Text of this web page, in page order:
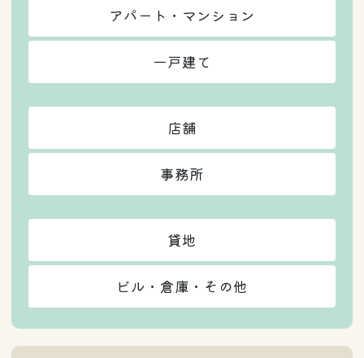
アパート・マンション
一戸建て
店舗
事務所
貸地
ビル・倉庫・その他